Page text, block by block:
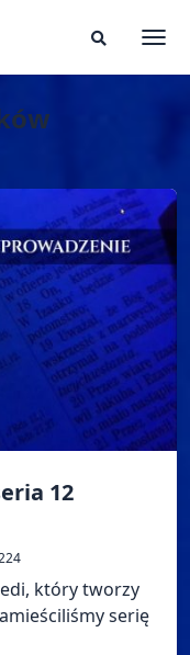
12
który tworzy
serię